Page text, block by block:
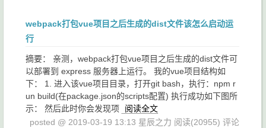
webpack打包vue项目之后生成的dist文件该怎么启动运
行
摘要： 亲测，webpack打包vue项目之后生成的dist文件可
以部署到 express 服务器上运行。 我的vue项目结构如
下： 1. 进入该vue项目目录，打开git bash，执行：npm r
un build(在package.json的scripts配置) 执行成功如下图所
示： 然后此时你会发现项
阅读全文
posted @ 2019-03-19 13:13 星辰之力 阅读(20955) 评论